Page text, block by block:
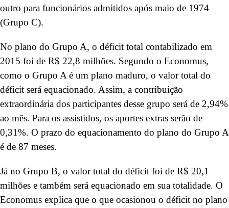
outro para funcionários admitidos após maio de 1974
(Grupo C).
No plano do Grupo A, o déficit total contabilizado em
2015 foi de R$ 22,8 milhões. Segundo o Economus,
como o Grupo A é um plano maduro, o valor total do
déficit será equacionado. Assim, a contribuição
extraordinária dos participantes desse grupo será de 2,94%
ao mês. Para os assistidos, os aportes extras serão de
0,31%. O prazo do equacionamento do plano do Grupo A
é de 87 meses.
Já no Grupo B, o valor total do déficit foi de R$ 20,1
milhões e também será equacionado em sua totalidade. O
Economus explica que o que ocasionou o déficit no plano